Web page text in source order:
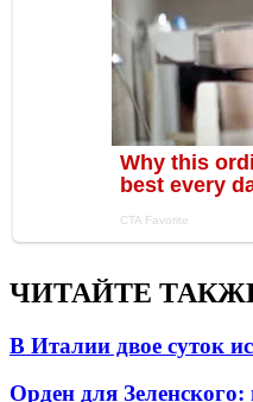
ЧИТАЙТЕ
В Италии двое суток
Орден для